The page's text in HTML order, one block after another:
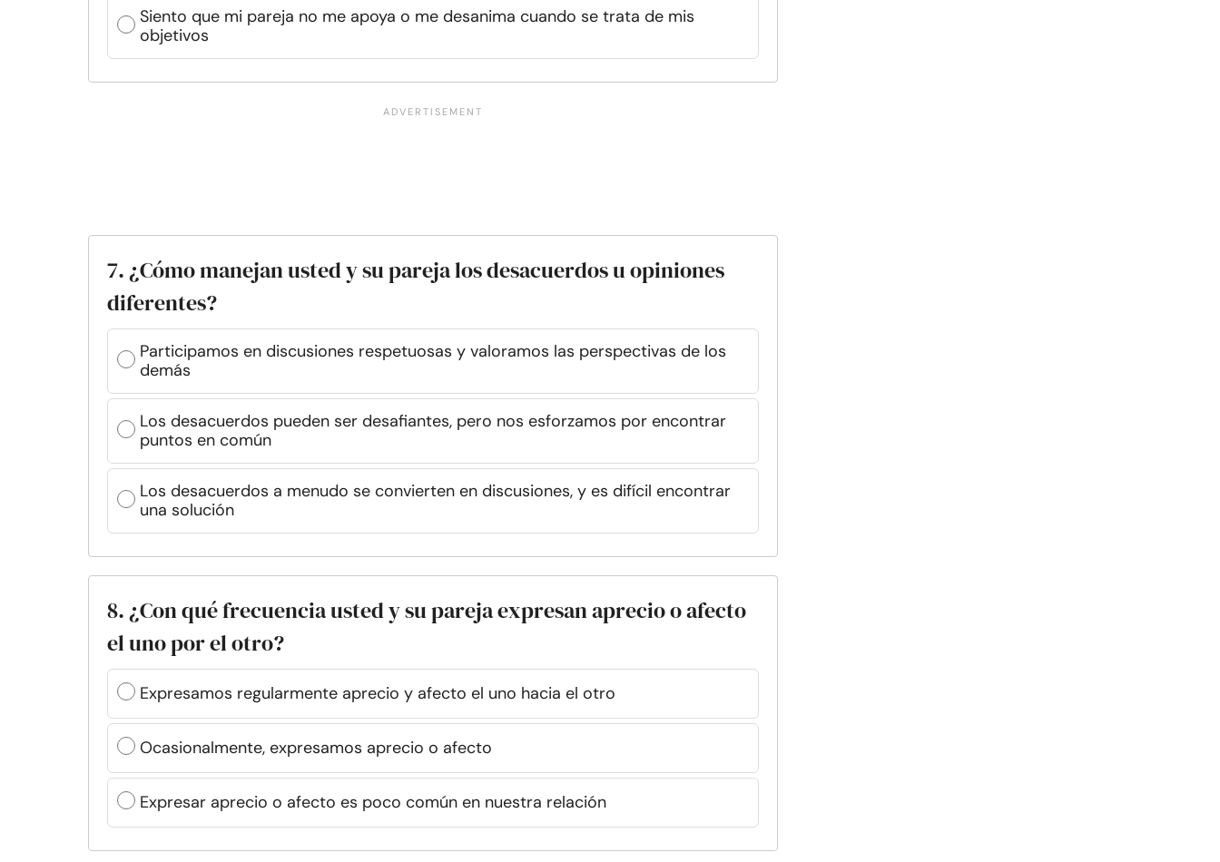
Siento que mi pareja no me apoya o me desanima cuando se trata de mis
objetivos
7. ¿Cómo manejan usted y su pareja los desacuerdos u opiniones
diferentes?
Participamos en discusiones respetuosas y valoramos las perspectivas de los
demás
Los desacuerdos pueden ser desafiantes, pero nos esforzamos por encontrar
puntos en común
Los desacuerdos a menudo se convierten en discusiones, y es difícil encontrar
una solución
8. ¿Con qué frecuencia usted y su pareja expresan aprecio o afecto
el uno por el otro?
Expresamos regularmente aprecio y afecto el uno hacia el otro
Ocasionalmente, expresamos aprecio o afecto
Expresar aprecio o afecto es poco común en nuestra relación